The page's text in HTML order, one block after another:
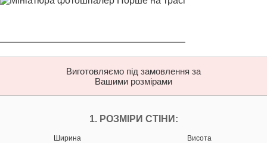
Виготовляємо під замовлення за
Вашими розмірами
1. РОЗМІРИ СТІНИ:
Ширина Висота